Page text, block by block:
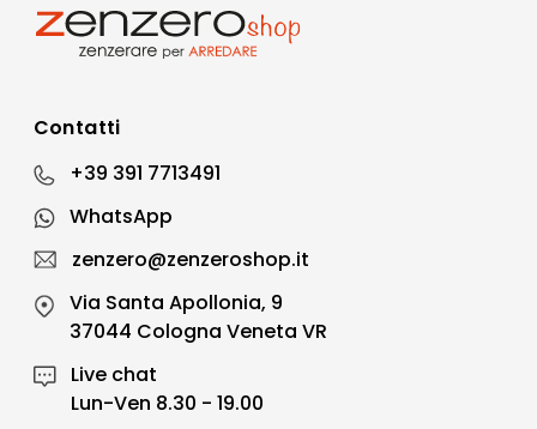
Contatti
+39 391 7713491
WhatsApp
zenzero@zenzeroshop.it
Via Santa Apollonia, 9
37044 Cologna Veneta VR
Live chat
Lun-Ven 8.30 - 19.00